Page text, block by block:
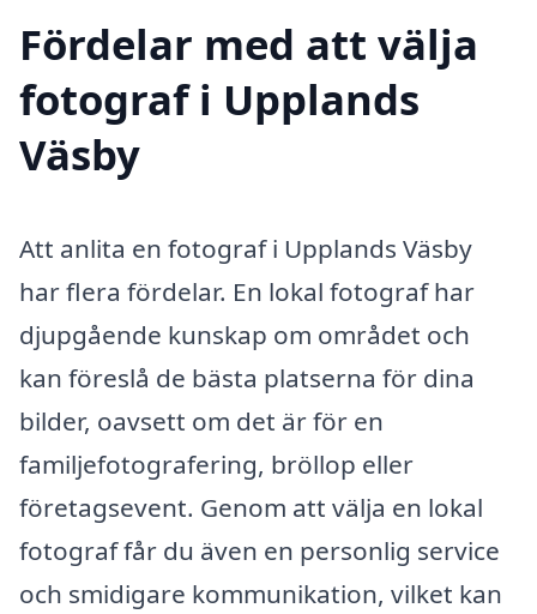
Fördelar med att välja
fotograf i Upplands
Väsby
Att anlita en fotograf i Upplands Väsby
har flera fördelar. En lokal fotograf har
djupgående kunskap om området och
kan föreslå de bästa platserna för dina
bilder, oavsett om det är för en
familjefotografering, bröllop eller
företagsevent. Genom att välja en lokal
fotograf får du även en personlig service
och smidigare kommunikation, vilket kan